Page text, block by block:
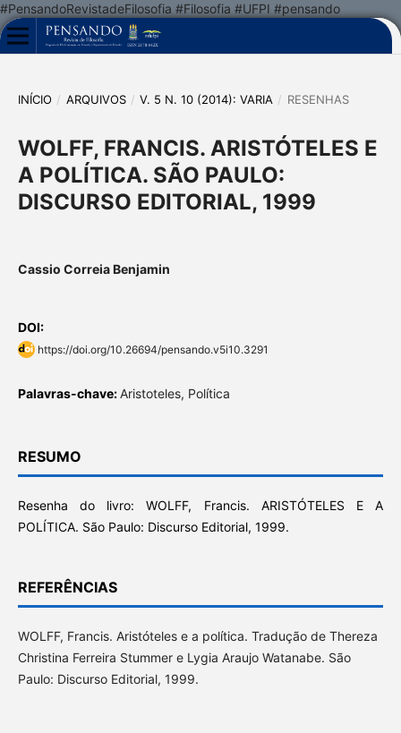
#PensandoRevistadeFilosofia #Filosofia #UFPI #pensando
INÍCIO / ARQUIVOS / V. 5 N. 10 (2014): VARIA / RESENHAS
WOLFF, FRANCIS. ARISTÓTELES E
A POLÍTICA. SÃO PAULO:
DISCURSO EDITORIAL, 1999
Cassio Correia Benjamin
DOI:
https://doi.org/10.26694/pensando.v5i10.3291
Palavras-chave:Aristoteles, Política
RESUMO
Resenha do livro: WOLFF, Francis. ARISTÓTELES E A
POLÍTICA. São Paulo: Discurso Editorial, 1999.
REFERÊNCIAS
WOLFF, Francis. Aristóteles e a política. Tradução de Thereza
Christina Ferreira Stummer e Lygia Araujo Watanabe. São
Paulo: Discurso Editorial, 1999.